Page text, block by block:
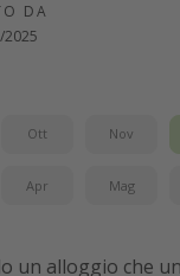
DA
2025
Ott Nov
Apr Mag
un alloggio che